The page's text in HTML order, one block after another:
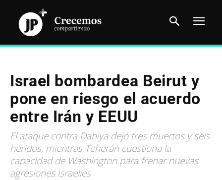
Israel bombardea Beirut y
pone en riesgo el acuerdo
entre Irán y EEUU
El ataque contra Dahiya dejó tres muertos y seis
heridos, mientras Teherán cuestiona la
capacidad de Washington para frenar nuevas
agresiones israelíes